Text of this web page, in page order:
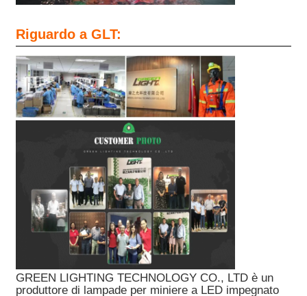
Riguardo a GLT:
GREEN LIGHTING TECHNOLOGY CO., LTD è un
produttore di lampade per miniere a LED impegnato